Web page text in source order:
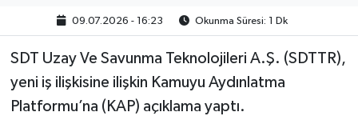
09.07.2026 - 16:23 Okunma Süresi: 1 Dk
SDT Uzay Ve Savunma Teknolojileri A.Ş. (SDTTR),
yeni iş ilişkisine ilişkin Kamuyu Aydınlatma
Platformu’na (KAP) açıklama yaptı.